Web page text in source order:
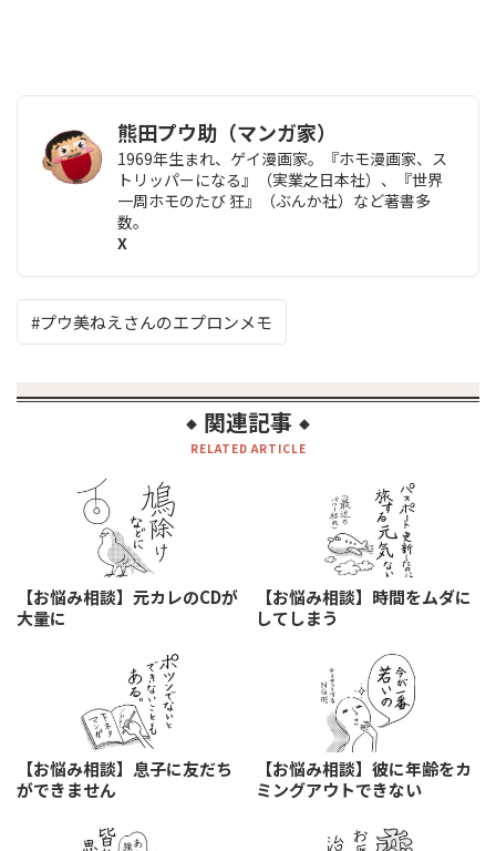
熊田プウ助（マンガ家）
1969年生まれ、ゲイ漫画家。
『ホモ漫画家、ス
トリッパーになる』
（実業之日本社）、
『世界
一周ホモのたび 狂』
（ぶんか社）など著書多
数。
X
プウ美ねえさんのエプロンメモ
◆ 関連記事 ◆
RELATED ARTICLE
【お悩み相談】元カレのCDが
大量に
【お悩み相談】時間をムダに
してしまう
【お悩み相談】息子に友だち
ができません
【お悩み相談】彼に年齢をカ
ミングアウトできない